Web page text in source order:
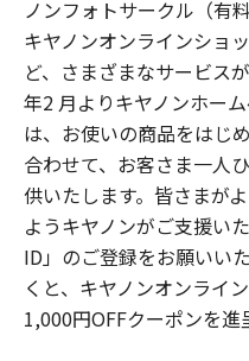
ノンフォトサークル（有
キヤノンオンラインショ
ど、さまざまなサービス
年2 月よりキヤノンホー
は、お使いの商品をはじ
合わせて、お客さま一人
供いたします。皆さまが
ようキヤノンがご支援い
ID」のご登録をお願いい
くと、キヤノンオンライ
1,000円OFFクーポンを進